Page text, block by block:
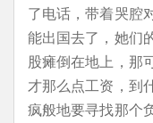
了电话，带着哭腔
能出国去了，她们
股瘫倒在地上，那
才那么点工资，到
疯般地要寻找那个